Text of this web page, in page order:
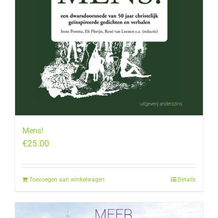
Mens!
€25.00
Toevoegen aan winkelwagen Details